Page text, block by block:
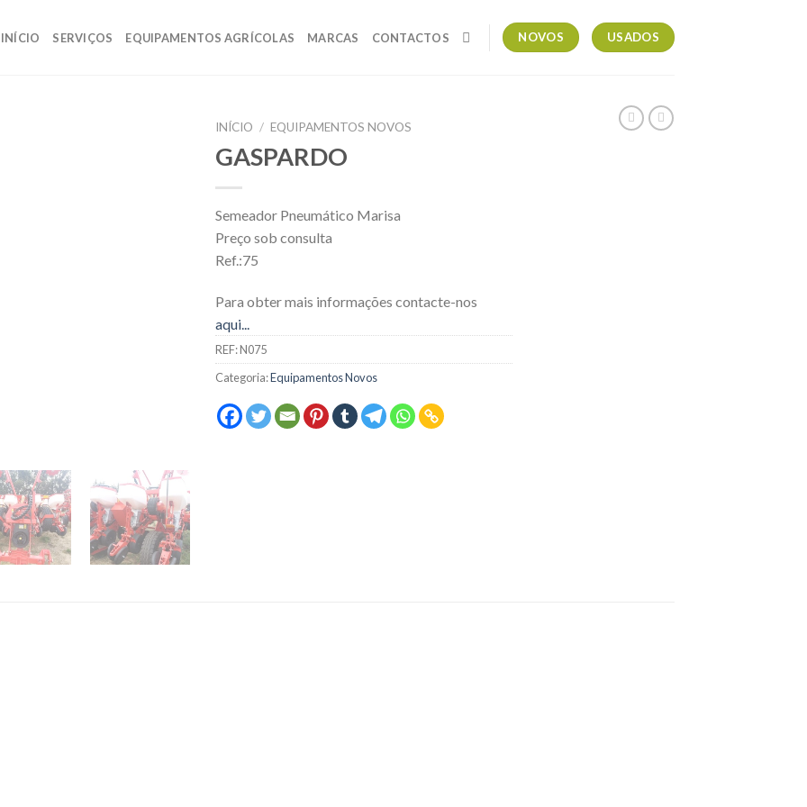
INÍCIO SERVIÇOS EQUIPAMENTOS AGRÍCOLAS MARCAS CONTACTOS NOVOS USADOS
INÍCIO / EQUIPAMENTOS NOVOS
GASPARDO
Semeador Pneumático Marisa
Preço sob consulta
Ref.:75
Para obter mais informações contacte-nos
aqui...
REF:N075
Categoria:Equipamentos Novos